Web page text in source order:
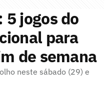
5 jogos do
para
de semana
neste sábado (29) e